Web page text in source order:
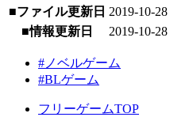
■ファイル更新日 2019-10-28
■情報更新日
2019-10-28
#ノベルゲーム
#BLゲーム
フリーゲームTOP